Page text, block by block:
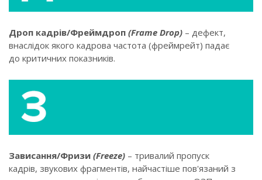
Дроп кадрів/Фреймдроп (Frame Drop) – дефект,
внаслідок якого кадрова частота (фреймрейт) падає
до критичних показників.
Зависання/Фризи (Freeze) – тривалий пропуск
кадрів, звукових фрагментів, найчастіше пов'язаний з